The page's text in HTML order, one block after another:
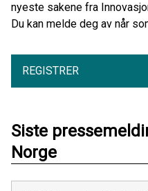
nyeste sakene fra
Du kan melde deg av når
REGISTRER
Siste
Norge